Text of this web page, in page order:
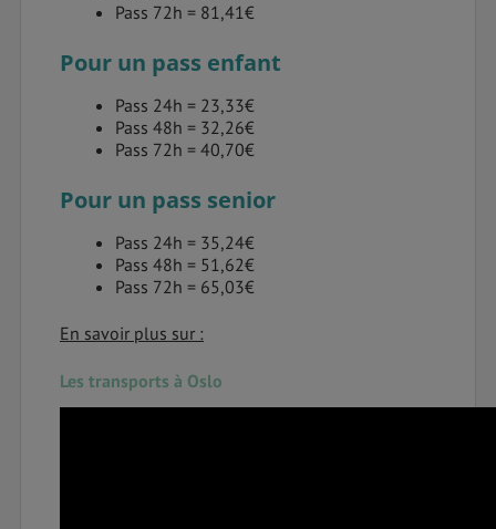
Pass 72h = 81,41€
Pour un pass enfant
Pass 24h = 23,33€
Pass 48h = 32,26€
Pass 72h = 40,70€
Pour un pass senior
Pass 24h = 35,24€
Pass 48h = 51,62€
Pass 72h = 65,03€
En savoir plus sur :
Les transports à Oslo